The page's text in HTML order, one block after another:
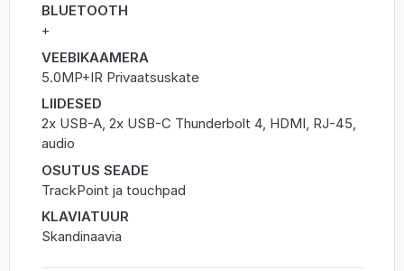
BLUETOOTH
+
VEEBIKAAMERA
5.0MP+IR Privaatsuskate
LIIDESED
2x USB-A, 2x USB-C Thunderbolt 4, HDMI, RJ-45,
audio
OSUTUS SEADE
TrackPoint ja touchpad
KLAVIATUUR
Skandinaavia